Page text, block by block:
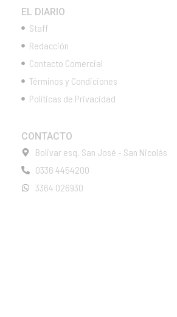
EL DIARIO
Staff
Redacción
Contacto Comercial
Términos y Condiciones
Políticas de Privacidad
CONTACTO
Bolivar esq. San José - San Nicolás
0336 4454200
3364 026930